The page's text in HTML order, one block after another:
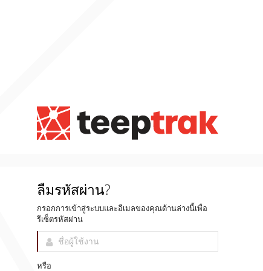
ลืมรหัสผ่าน?
กรอกการเข้าสู่ระบบและอีเมลของคุณด้านล่างนี้เพื่อ
รีเซ็ตรหัสผ่าน
หรือ